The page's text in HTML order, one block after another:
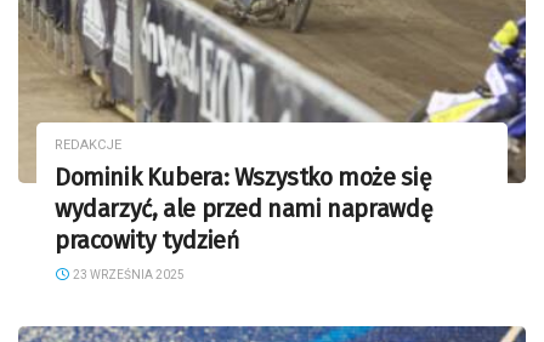
REDAKCJE
Dominik Kubera: Wszystko może się
wydarzyć, ale przed nami naprawdę
pracowity tydzień
23 WRZEŚNIA 2025